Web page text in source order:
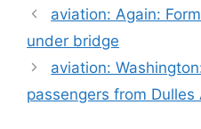
Navigation
des
aviation: Again:
under bridge
aviation:
passengers from